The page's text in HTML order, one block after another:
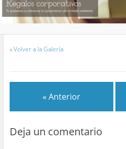
«Volver a la Galería
« Anterior
Deja un comentario